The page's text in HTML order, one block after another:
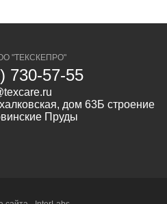
"ТЕКСКЕПРО"
730-57-55
дом 63Б строение
Пруды